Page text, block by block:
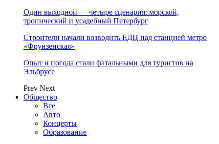
Один выходной — четыре сценария: морской,
тропический и усадебный Петербург
Строители начали возводить ЕДЦ над станцией метро
«Фрунзенская»
Опыт и погода стали фатальными для туристов на
Эльбрусе
Prev Next
Общество
Все
Авто
Концерты
Образование